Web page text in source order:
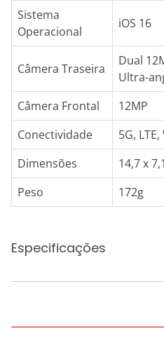
Sistema
Operacional
iOS 16
Câmera Traseira
Dual
Ultra-
Câmera Frontal
12MP
Conectividade
5G,
Dimensões
14,7 x
Peso
172g
Especificações